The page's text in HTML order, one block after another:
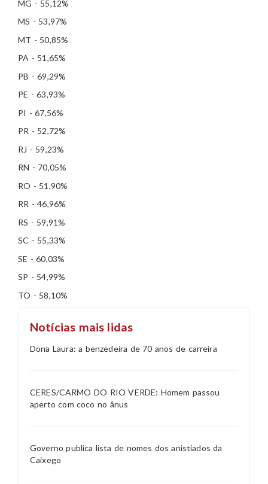
MG - 55,12%
MS - 53,97%
MT - 50,85%
PA - 51,65%
PB - 69,29%
PE - 63,93%
PI - 67,56%
PR - 52,72%
RJ - 59,23%
RN - 70,05%
RO - 51,90%
RR - 46,96%
RS - 59,91%
SC - 55,33%
SE - 60,03%
SP - 54,99%
TO - 58,10%
Notícias mais lidas
Dona Laura: a benzedeira de 70 anos de carreira
CERES/CARMO DO RIO VERDE: Homem passou
aperto com coco no ânus
Governo publica lista de nomes dos anistiados da
Caixego